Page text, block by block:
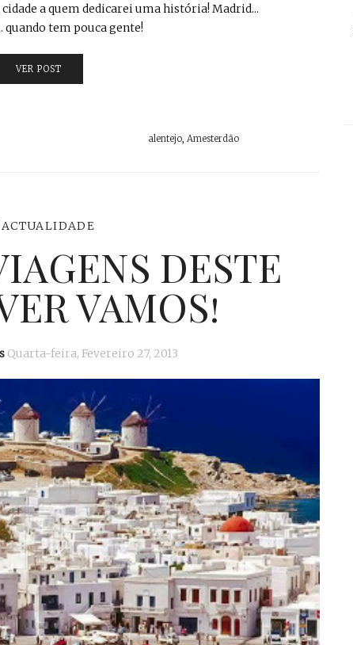
a quem dedicarei uma história! Madrid...
tem pouca gente!
VER POST
alentejo Amesterdão
ACTUALIDADE
DESTE
VAMOS!
Quarta-feira, Fevereiro 27, 2013